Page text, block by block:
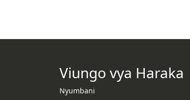
Viungo vya Haraka
Nyumbani